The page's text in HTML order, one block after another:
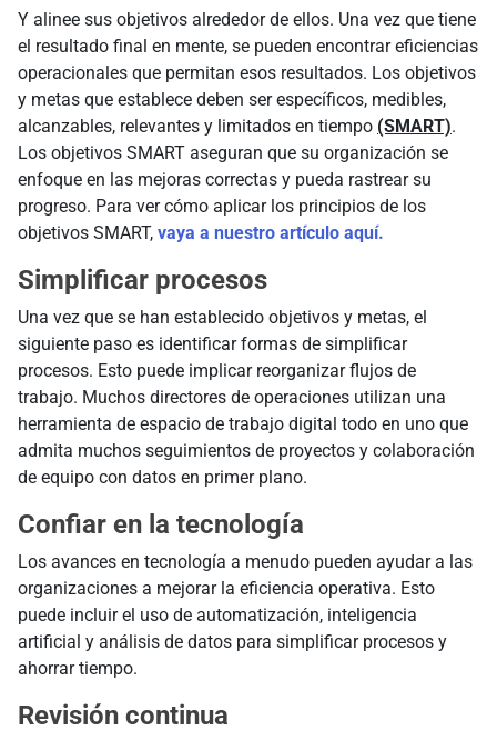
Y alinee sus objetivos alrededor de ellos. Una vez que tiene
el resultado final en mente, se pueden encontrar eficiencias
operacionales que permitan esos resultados. Los objetivos
y metas que establece deben ser específicos, medibles,
alcanzables, relevantes y limitados en tiempo (SMART).
Los objetivos SMART aseguran que su organización se
enfoque en las mejoras correctas y pueda rastrear su
progreso. Para ver cómo aplicar los principios de los
objetivos SMART, vaya a nuestro artículo aquí.
Simplificar procesos
Una vez que se han establecido objetivos y metas, el
siguiente paso es identificar formas de simplificar
procesos. Esto puede implicar reorganizar flujos de
trabajo. Muchos directores de operaciones utilizan una
herramienta de espacio de trabajo digital todo en uno que
admita muchos seguimientos de proyectos y colaboración
de equipo con datos en primer plano.
Confiar en la tecnología
Los avances en tecnología a menudo pueden ayudar a las
organizaciones a mejorar la eficiencia operativa. Esto
puede incluir el uso de automatización, inteligencia
artificial y análisis de datos para simplificar procesos y
ahorrar tiempo.
Revisión continua